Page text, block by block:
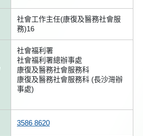
社會工作主任(康復及醫務社會服
務)16
社會福利署
社會福利署總辦事處
康復及醫務社會服務科
康復及醫務社會服務科 (長沙灣辦
事處)
3586 8620